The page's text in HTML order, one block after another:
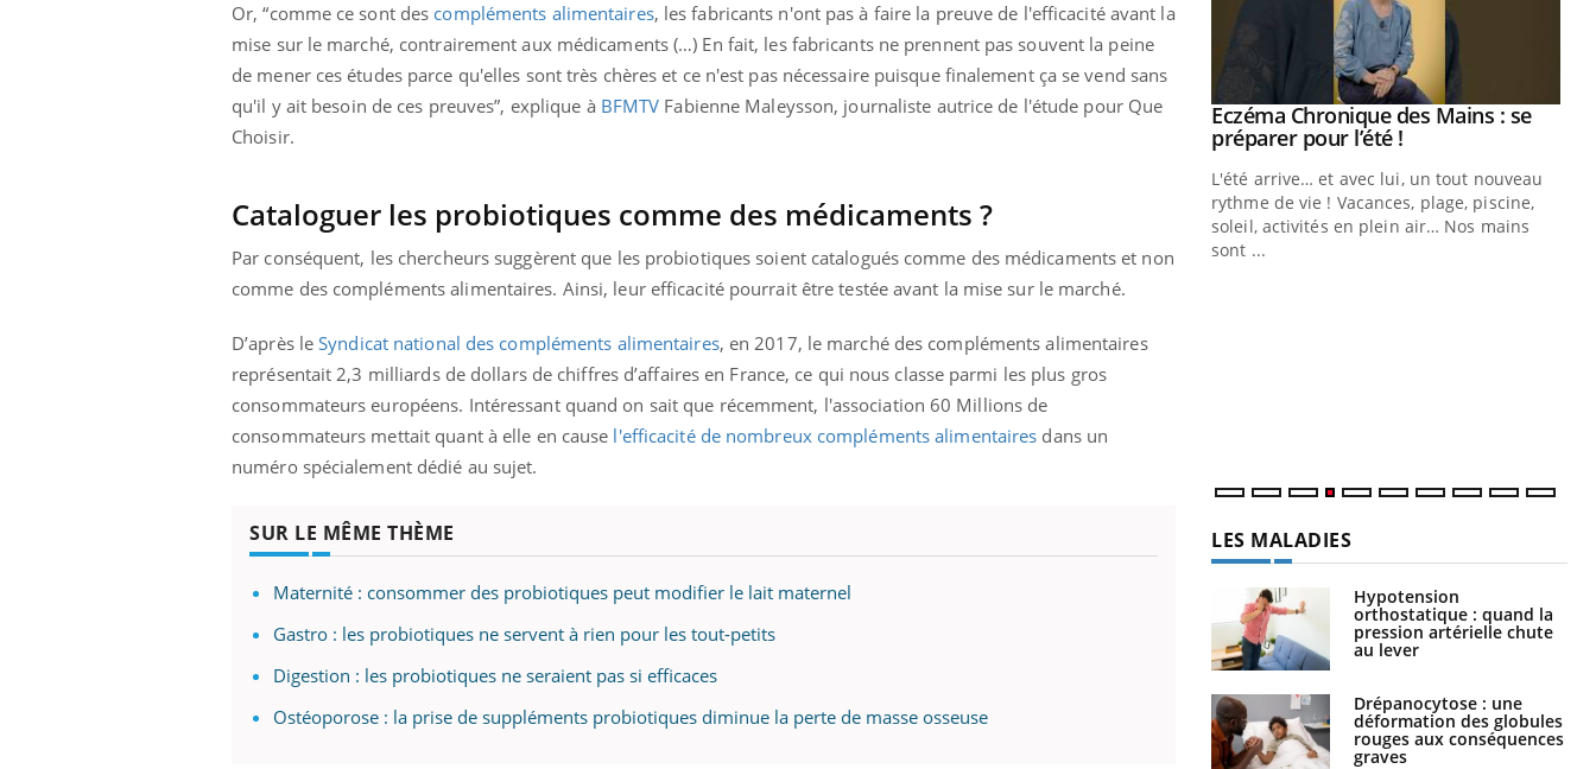
Or, “comme ce sont des compléments alimentaires, les fabricants n'ont pas à faire la preuve de l'efficacité avant la
mise sur le marché, contrairement aux médicaments (…) En fait, les fabricants ne prennent pas souvent la peine
de mener ces études parce qu'elles sont très chères et ce n'est pas nécessaire puisque finalement ça se vend sans
qu'il y ait besoin de ces preuves”, explique à BFMTV Fabienne Maleysson, journaliste autrice de l'étude pour Que
Choisir.
Cataloguer les probiotiques comme des médicaments ?
Par conséquent, les chercheurs suggèrent que les probiotiques soient catalogués comme des médicaments et non
comme des compléments alimentaires. Ainsi, leur efficacité pourrait être testée avant la mise sur le marché.
D’après leSyndicat national des compléments alimentaires, en 2017, le marché des compléments alimentaires
représentait 2,3 milliards de dollars de chiffres d’affaires en France, ce qui nous classe parmi les plus gros
consommateurs européens. Intéressant quand on sait que récemment, l'association 60 Millions de
consommateurs mettait quant à elle en cause l'efficacité de nombreux compléments alimentaires dans un
numéro spécialement dédié au sujet.
SUR LE MÊME THÈME
Maternité : consommer des probiotiques peut modifier le lait maternel
Gastro : les probiotiques ne servent à rien pour les tout-petits
Digestion : les probiotiques ne seraient pas si efficaces
Ostéoporose : la prise de suppléments probiotiques diminue la perte de masse osseuse
Eczéma Chronique des Mains :
expliquer ma maladie
d'autres non ! D'un côté, poser des
questions sur la maladie d'un proche c'est
Fatigue, irritabilité, brouillard mental ou
même alopécie… Les symptômes de la
carence en fer sont multiples ce qui la rend
...
Youtube
Insuline & Charge mentale : et si on
reste entourée d'idées reçues chez les
patients comme parfois chez les soignants.
Youtube
Eczéma Chronique des Mains : se
préparer pour l’été !Youtube
L'été arrive… et avec lui, un tout nouveau
rythme de vie ! Vacances, plage, piscine,
soleil, activités en plein air… Nos mains
sont ...
LES MALADIES
Hypotension
orthostatique : quand la
pression artérielle chute
au lever
Drépanocytose : une
déformation des globules
rouges aux conséquences
graves